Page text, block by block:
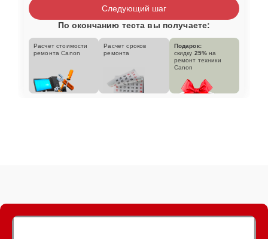
Следующий шаг
По окончанию теста вы получаете:
Расчет стоимости
ремонта Canon
Расчет сроков
ремонта
Подарок:
скидку 25% на
ремонт техники
Canon